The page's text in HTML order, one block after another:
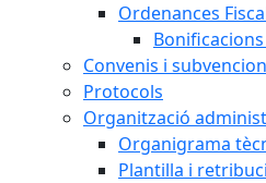
Ordenances
Convenis i
Protocols
Organització
Organigrama
Plantilla i